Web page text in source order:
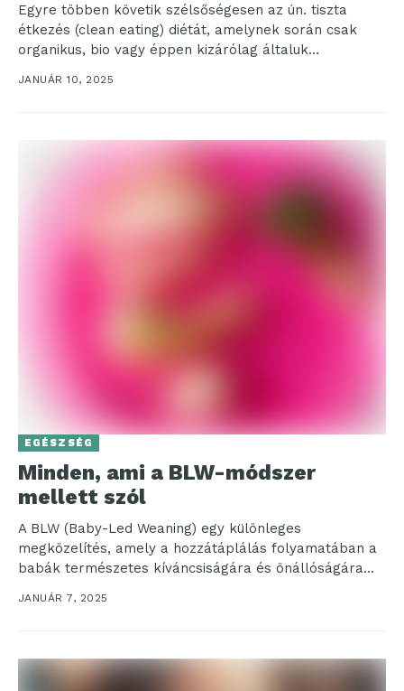
Egyre többen követik szélsőségesen az ún. tiszta
étkezés (clean eating) diétát, amelynek során csak
organikus, bio vagy éppen kizárólag általuk
egészségesnek hitt ételeket...
JANUÁR 10, 2025
EGÉSZSÉG
Minden, ami a BLW-módszer
mellett szól
A BLW (Baby-Led Weaning) egy különleges
megközelítés, amely a hozzátáplálás folyamatában a
babák természetes kíváncsiságára és önállóságára
épít. Ebben a módszerben a szilárd...
JANUÁR 7, 2025